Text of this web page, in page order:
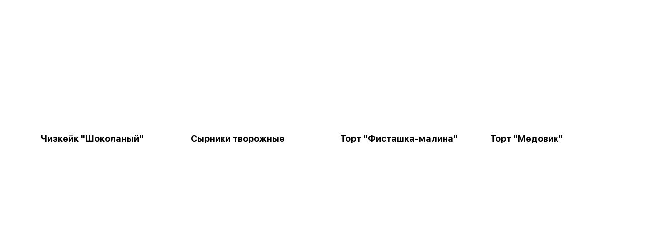
Чизкейк "Шоколаный" Сырники творожные Торт "Фисташка-малина" Торт "Медовик"